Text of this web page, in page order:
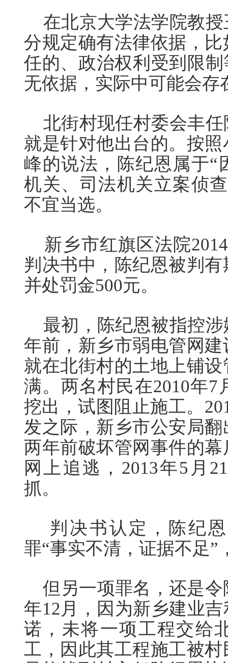
在北京大学法学院教授
分规定确有法律依据，
任的、政治权利受到限
无依据，实际中可能会存
北街村现任村委会丰任
就是针对他出台的。按
峰的说法，陈纪恩属于“
机关、司法机关立案侦
不宜当选。
新乡市红旗区法院
判决书中，陈纪恩被判
并处罚金500元。
最初，陈纪恩被指控涉
年前，新乡市弱电管网
就在北街村的土地上铺
满。两名村民在2010年7
挖出，试图阻止施工。
发之际，新乡市公安局
两年前破坏管网事件的
网上追逃，2013年5月
抓。
判决书认定，陈纪恩
罪“事实不清，证据不足”
但另一项罪名，还是令
年12月，因为新乡建业
诺，未将一项工程交给
工，因此其工程施工被